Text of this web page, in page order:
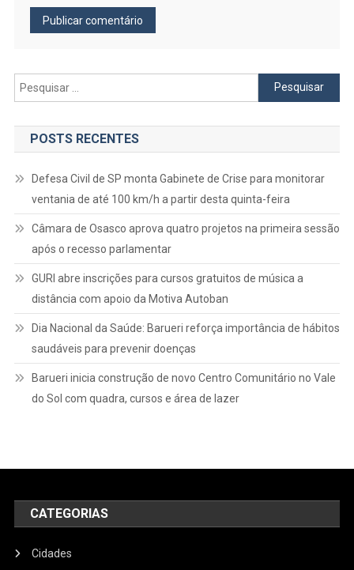
Pesquisar
por:
POSTS RECENTES
Defesa Civil de SP monta Gabinete de Crise para monitorar
ventania de até 100 km/h a partir desta quinta-feira
Câmara de Osasco aprova quatro projetos na primeira sessão
após o recesso parlamentar
GURI abre inscrições para cursos gratuitos de música a
distância com apoio da Motiva Autoban
Dia Nacional da Saúde: Barueri reforça importância de hábitos
saudáveis para prevenir doenças
Barueri inicia construção de novo Centro Comunitário no Vale
do Sol com quadra, cursos e área de lazer
CATEGORIAS
Cidades